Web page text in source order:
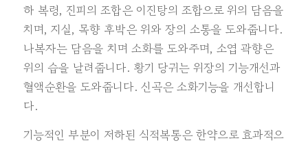
하 복령, 진피의 조합은 이진탕의 조합으로 위의 담음을
치며, 지실, 목향 후박은 위와 장의 소통을 도와줍니다.
나복자는 담음을 치며 소화를 도와주며, 소엽 곽향은
위의 습을 날려줍니다. 황기 당귀는 위장의 기능개선과
혈액순환을 도와줍니다. 신곡은 소화기능을 개선합니
다.
기능적인 부분이 저하된 식적복통은 한약으로 효과적으